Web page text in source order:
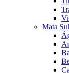
Mata Sul